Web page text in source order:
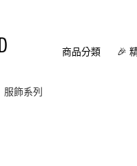
商品分類 🎉
服飾系列